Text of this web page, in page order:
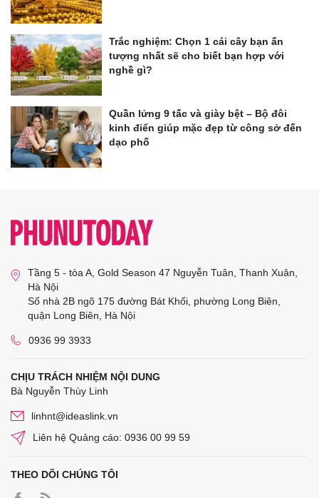
Trắc nghiệm: Chọn 1 cái cây bạn ấn
tượng nhất sẽ cho biết bạn hợp với
nghề gì?
Quần lửng 9 tấc và giày bệt – Bộ đôi
kinh điển giúp mặc đẹp từ công sở đến
dạo phố
Tầng 5 - tòa A, Gold Season 47 Nguyễn Tuân, Thanh Xuân,
Hà Nội
Số nhà 2B ngõ 175 đường Bát Khối, phường Long Biên,
quận Long Biên, Hà Nội
0936 99 3933
CHỊU TRÁCH NHIỆM NỘI DUNG
Bà Nguyễn Thùy Linh
linhnt@ideaslink.vn
Liên hệ Quảng cáo: 0936 00 99 59
THEO DÕI CHÚNG TÔI